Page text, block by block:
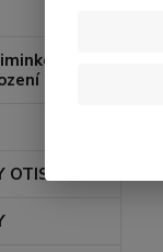
–